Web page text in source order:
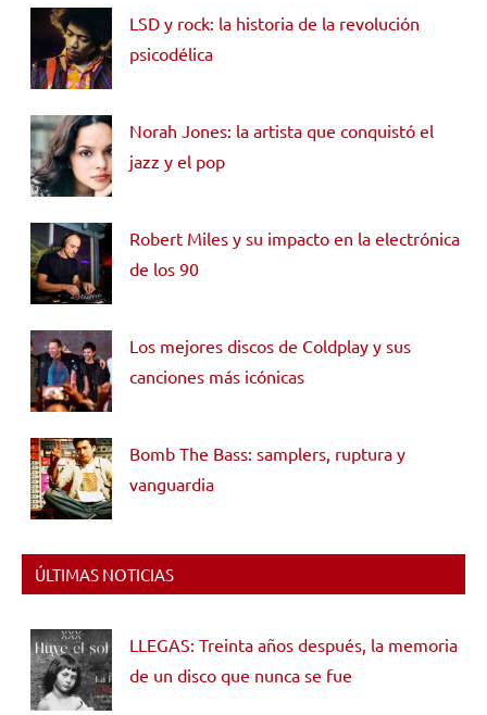
LSD y rock: la historia de la revolución
psicodélica
Norah Jones: la artista que conquistó el
jazz y el pop
Robert Miles y su impacto en la electrónica
de los 90
Los mejores discos de Coldplay y sus
canciones más icónicas
Bomb The Bass: samplers, ruptura y
vanguardia
ÚLTIMAS NOTICIAS
LLEGAS: Treinta años después, la memoria
de un disco que nunca se fue